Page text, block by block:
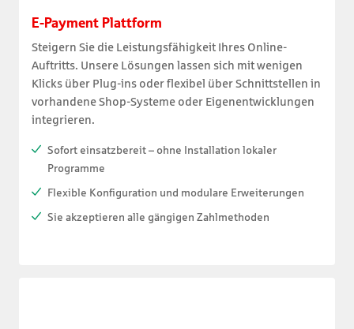
E-Payment Plattform
Steigern Sie die Leistungsfähigkeit Ihres Online-
Auftritts. Unsere Lösungen lassen sich mit wenigen
Klicks über Plug-ins oder flexibel über Schnittstellen in
vorhandene Shop-Systeme oder Eigenentwicklungen
integrieren.
Sofort einsatzbereit – ohne Installation lokaler
Programme
Flexible Konfiguration und modulare Erweiterungen
Sie akzeptieren alle gängigen Zahlmethoden